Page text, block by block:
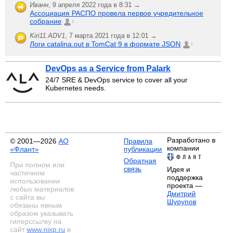
Иванн 9 апреля 2022 года в 8:31 →
Ассоциация РАСПО провела первое учредительное
собрание
1
Kiri11.ADV1 7 марта 2021 года в 12:01 →
Логи catalina.out в TomCat 9 в формате JSON 1
DevOps as a Service from Palark
24/7 SRE & DevOps service to cover all your
Kubernetes needs.
© 2001—2026 АО
«Флант»
При полном или
частичном
использовании
любых материалов
с сайта вы
обязаны явным
образом указывать
гиперссылку на
сайт www.nixp.ru в
Правила
публикации
Обратная
связь
Разработано в
компании
Идея и
поддержка
проекта —
Дмитрий
Шурупов